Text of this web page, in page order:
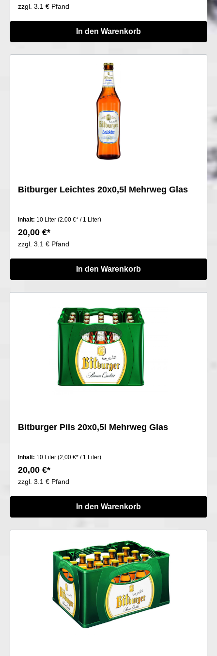
zzgl. 3.1 € Pfand
In den Warenkorb
Bitburger Leichtes 20x0,5l Mehrweg Glas
Inhalt: 10 Liter (2,00 €* / 1 Liter)
20,00 €*
zzgl. 3.1 € Pfand
In den Warenkorb
Bitburger Pils 20x0,5l Mehrweg Glas
Inhalt: 10 Liter (2,00 €* / 1 Liter)
20,00 €*
zzgl. 3.1 € Pfand
In den Warenkorb